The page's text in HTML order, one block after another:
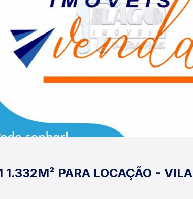
1.332M² PARA LOCAÇÃO - VILA